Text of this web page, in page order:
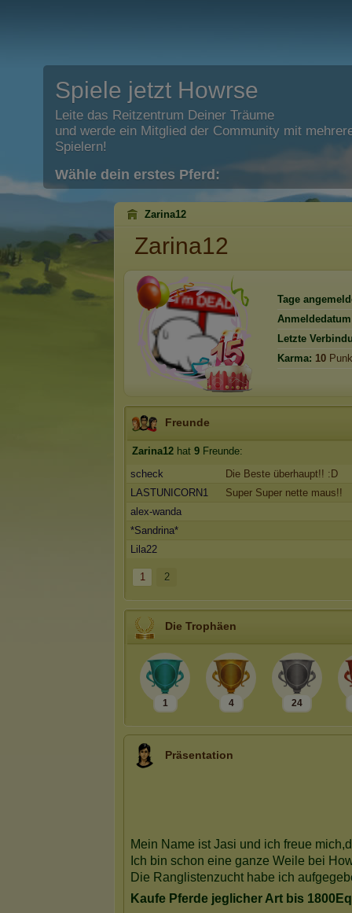
Spiele jetzt Howrse
Leite das Reitzentrum Deiner Träume
und werde ein Mitglied der Community mit
Spielern!
Wähle dein erstes Pferd:
Zarina12
Zarina12
Tage
Letzte
Karma: 10
Freunde
Zarina12 hat 9 Freunde:
scheck
Die Beste überhaupt!! :D
LASTUNICORN1
Super Super nette maus!!
alex-wanda
*Sandrina*
Lila22
1 2
Die Trophäen
1 4 24
Präsentation